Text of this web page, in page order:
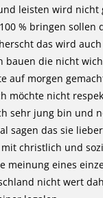
leisten wird nicht
% bringen sollen
das wird
bauen die nicht
auf morgen
möchte nicht
sehr jung bin und
sagen das sie
christlich und
meinung eines
nicht wert